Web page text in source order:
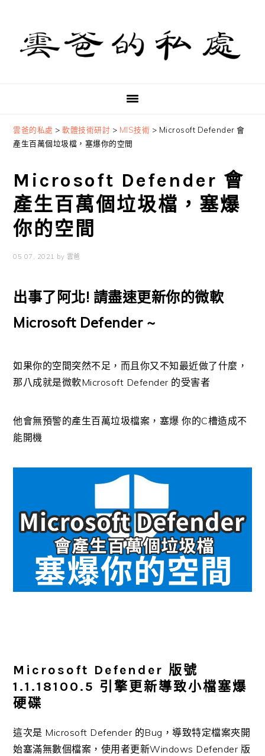
primary
navigation
content
primary
sidebar
雲爸的私處 >軟體技術研討 > MIS技術 > Microsoft Defender 會
產生百萬個垃圾檔，塞爆你的空間
Microsoft Defender 會
產生百萬個垃圾檔，塞爆
你的空間
05 07, 2021 by 雲爸
出事了阿北! 請盡速更新你的微軟
Microsoft Defender ~
如果你的空間突然不足，而且你又不知最近做了什麼，
那八成就是微軟Microsoft Defender 的受害者
他會無預警的產生百萬垃圾檔案，塞爆 你的C槽造成不
能開機
Microsoft Defender 版號
1.1.18100.5 引擎更新導致小檔塞爆
硬碟
這次是 Microsoft Defender 的Bug，導致特定檔案夾開
始塞滿無數個檔案，使用者更新Windows Defender 版